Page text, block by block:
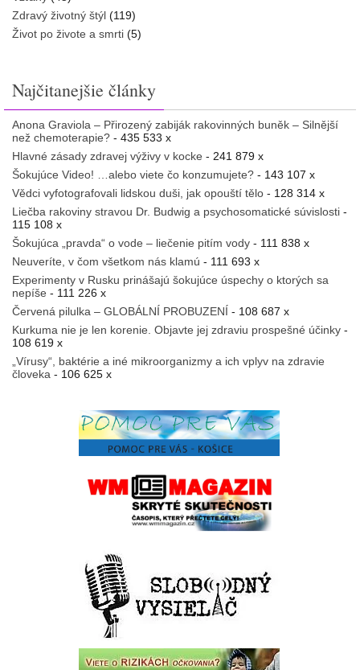
Zdravý životný štýl (119)
Život po živote a smrti (5)
Najčitanejšie články
Anona Graviola – Přirozený zabiják rakovinných buněk – Silnější
než chemoterapie? - 435 533 x
Hlavné zásady zdravej výživy v kocke - 241 879 x
Šokujúce Video! …alebo viete čo konzumujete? - 143 107 x
Vědci vyfotografovali lidskou duši, jak opouští tělo - 128 314 x
Liečba rakoviny stravou Dr. Budwig a psychosomatické súvislosti -
115 108 x
Šokujúca „pravda“ o vode – liečenie pitím vody - 111 838 x
Neuveríte, v čom všetkom nás klamú - 111 693 x
Experimenty v Rusku prinášajú šokujúce úspechy o ktorých sa
nepíše - 111 226 x
Červená pilulka – GLOBÁLNÍ PROBUZENÍ - 108 687 x
Kurkuma nie je len korenie. Objavte jej zdraviu prospešné účinky -
108 619 x
„Vírusy“, baktérie a iné mikroorganizmy a ich vplyv na zdravie
človeka - 106 625 x